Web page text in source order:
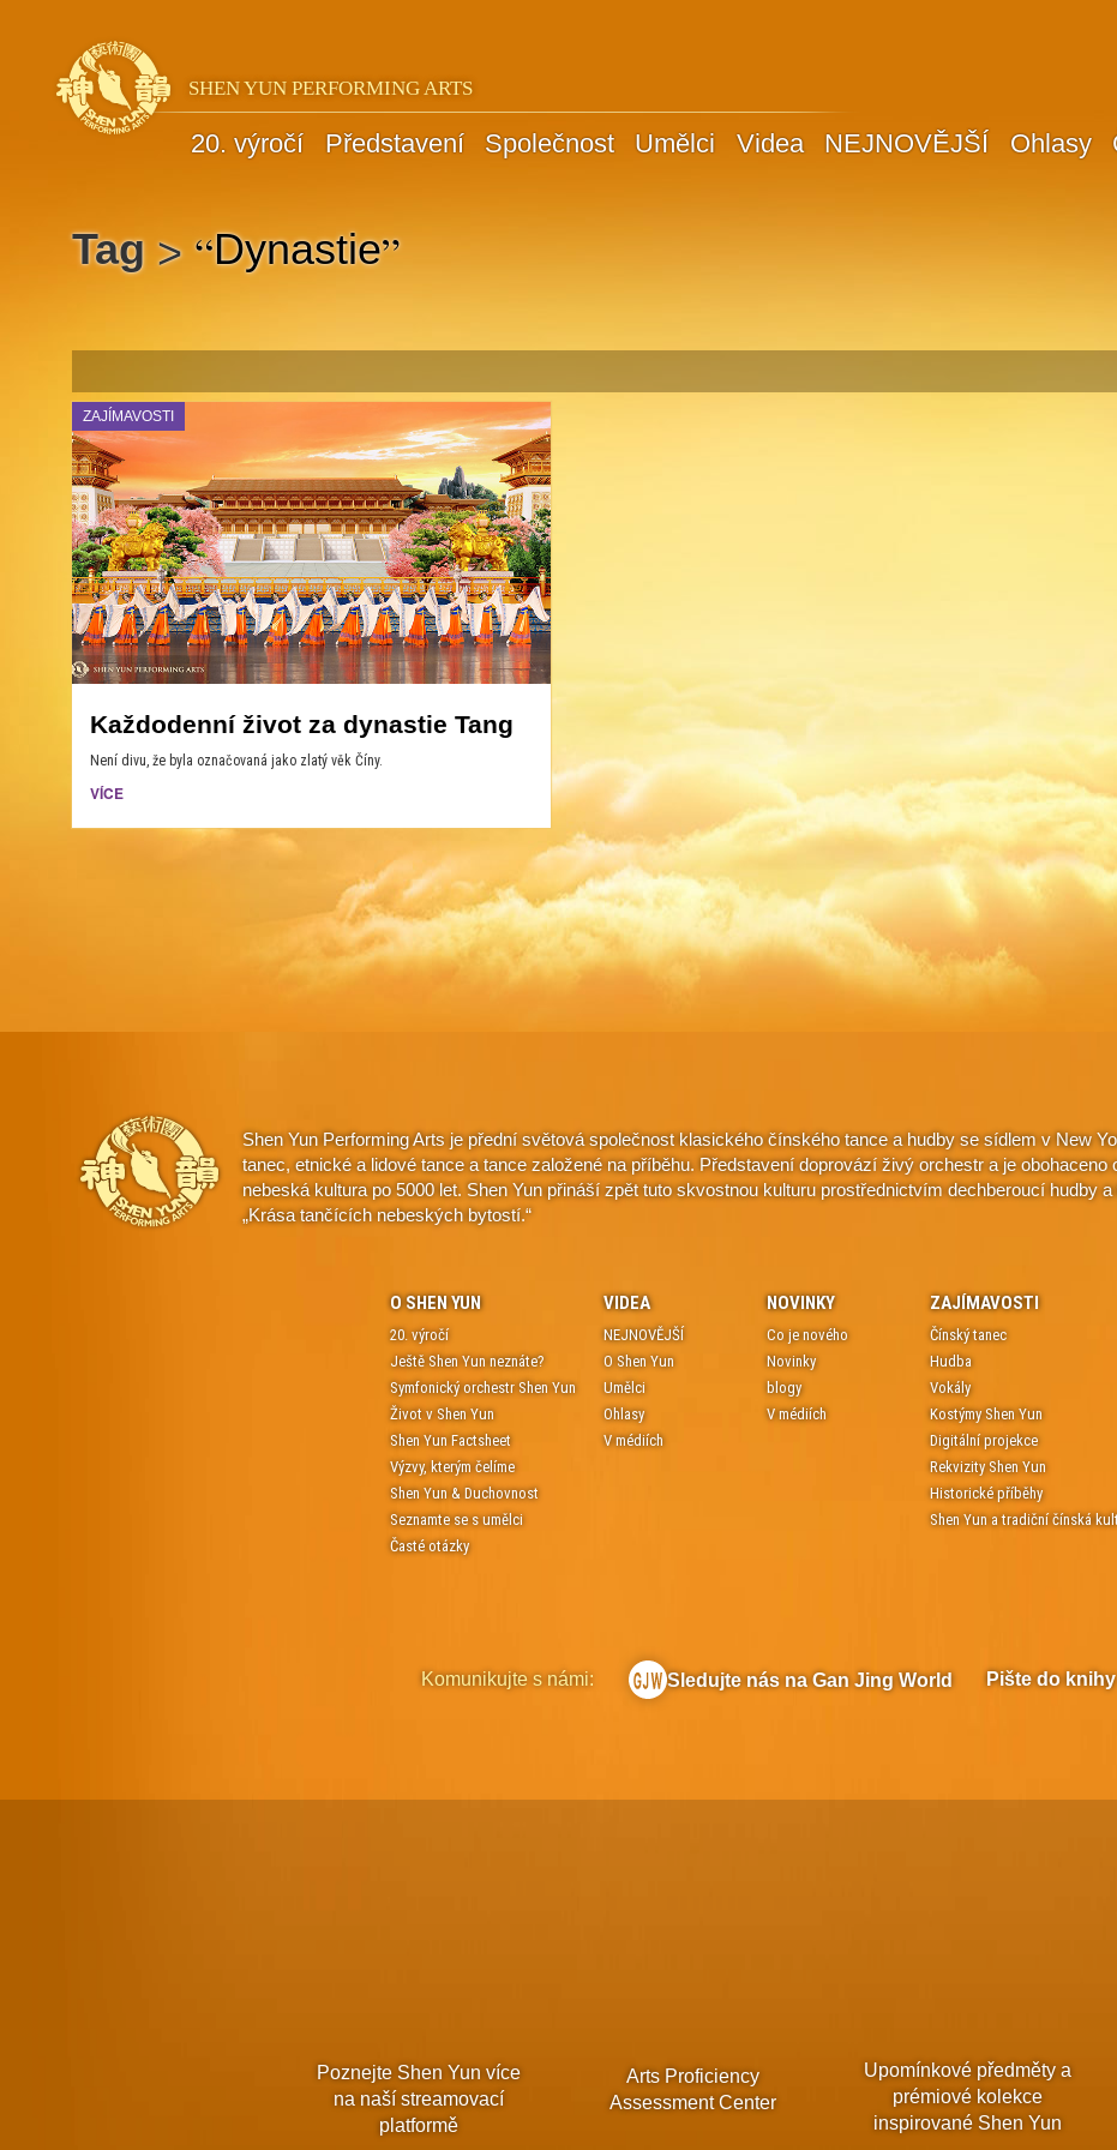
SHEN YUN PERFORMING ARTS
20. výročí Představení Společnost Umělci Videa NEJNOVĚJŠÍ Ohlasy
Tag> “Dynastie”
ZAJÍMAVOSTI
Každodenní život za dynastie Tang
Není divu, že byla označovaná jako zlatý věk Číny.
VÍCE
Shen Yun Performing Arts je přední světová společnost klasického čínského tance a hudby se sídlem v New
tanec, etnické a lidové tance a tance založené na příběhu. Představení doprovází živý orchestr a je
nebeská kultura po 5000 let. Shen Yun přináší zpět tuto skvostnou kulturu prostřednictvím dechberoucí hudby
„Krása tančících nebeských bytostí.“
O SHEN YUN
20. výročí
Ještě Shen Yun neznáte?
Symfonický orchestr Shen Yun
Život v Shen Yun
Shen Yun Factsheet
Výzvy, kterým čelíme
Shen Yun & Duchovnost
Seznamte se s umělci
Časté otázky
VIDEA
NEJNOVĚJŠÍ
O Shen Yun
Umělci
Ohlasy
V médiích
NOVINKY
Co je nového
Novinky
blogy
V médiích
ZAJÍMAVOSTI
Čínský tanec
Hudba
Vokály
Kostýmy Shen Yun
Digitální projekce
Rekvizity Shen Yun
Historické příběhy
Shen Yun a tradiční čínská
Komunikujte s námi: Sledujte nás na Gan Jing World Pište do
Poznejte Shen Yun více
na naší streamovací
platformě
Arts Proficiency
Assessment Center
Upomínkové předměty a
prémiové kolekce
inspirované Shen Yun